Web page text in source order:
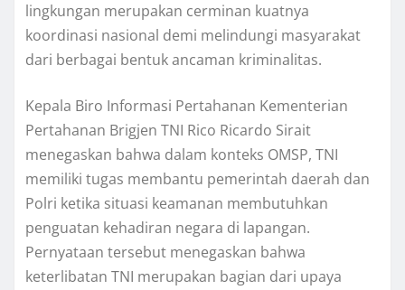
lingkungan merupakan cerminan kuatnya
koordinasi nasional demi melindungi masyarakat
dari berbagai bentuk ancaman kriminalitas.
Kepala Biro Informasi Pertahanan Kementerian
Pertahanan Brigjen TNI Rico Ricardo Sirait
menegaskan bahwa dalam konteks OMSP, TNI
memiliki tugas membantu pemerintah daerah dan
Polri ketika situasi keamanan membutuhkan
penguatan kehadiran negara di lapangan.
Pernyataan tersebut menegaskan bahwa
keterlibatan TNI merupakan bagian dari upaya